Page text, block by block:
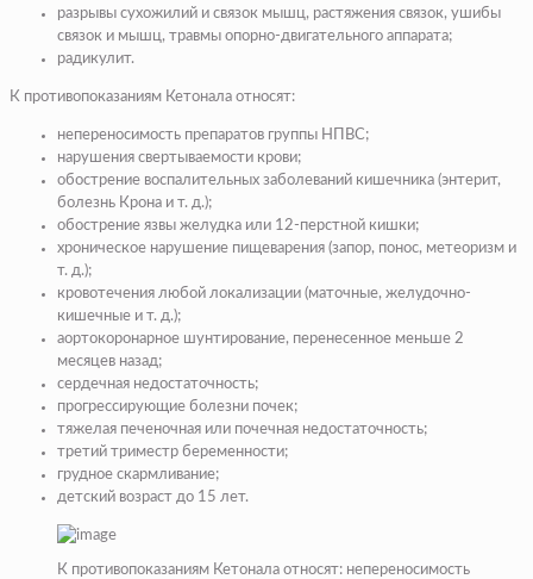
разрывы сухожилий и связок мышц, растяжения связок, ушибы
связок и мышц, травмы опорно-двигательного аппарата;
радикулит.
К противопоказаниям Кетонала относят:
непереносимость препаратов группы НПВС;
нарушения свертываемости крови;
обострение воспалительных заболеваний кишечника (энтерит,
болезнь Крона и т. д.);
обострение язвы желудка или 12-перстной кишки;
хроническое нарушение пищеварения (запор, понос, метеоризм и
т. д.);
кровотечения любой локализации (маточные, желудочно-
кишечные и т. д.);
аортокоронарное шунтирование, перенесенное меньше 2
месяцев назад;
сердечная недостаточность;
прогрессирующие болезни почек;
тяжелая печеночная или почечная недостаточность;
третий триместр беременности;
грудное скармливание;
детский возраст до 15 лет.
К противопоказаниям Кетонала относят: непереносимость